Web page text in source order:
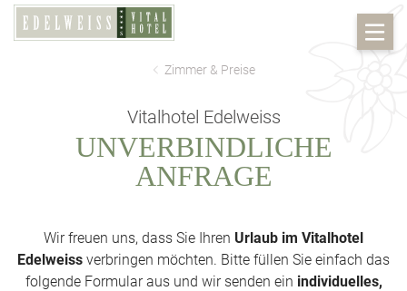
Zimmer & Preise
Vitalhotel Edelweiss
UNVERBINDLICHE
ANFRAGE
Wir freuen uns, dass Sie Ihren Urlaub im Vitalhotel
Edelweiss verbringen möchten. Bitte füllen Sie einfach das
folgende Formular aus und wir senden ein individuelles,